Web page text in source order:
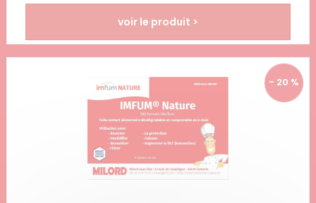
voir le produit >
- 20 %